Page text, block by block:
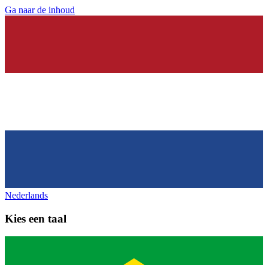
Ga naar de inhoud
Nederlands
Kies een taal